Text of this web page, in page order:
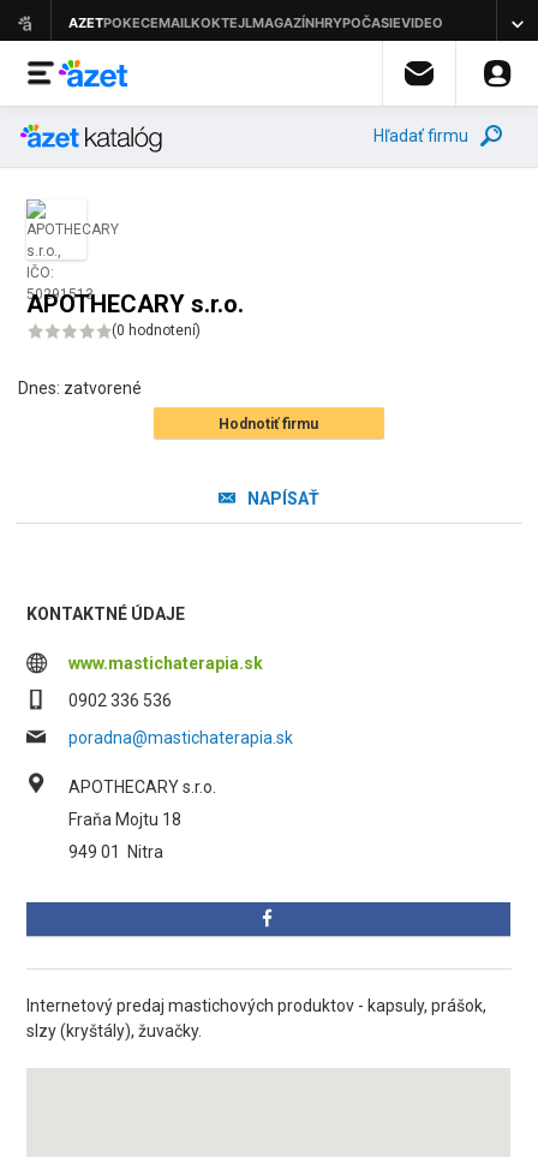
Hľadať firmu
APOTHECARY s.r.o.
(0 hodnotení)
Dnes: zatvorené
Hodnotiť firmu
NAPÍSAŤ
KONTAKTNÉ ÚDAJE
www.mastichaterapia.sk
0902 336 536
poradna@mastichaterapia.sk
APOTHECARY s.r.o.
Fraňa Mojtu 18
949 01
Nitra
Internetový predaj mastichových produktov - kapsuly, prášok,
slzy (kryštály), žuvačky.